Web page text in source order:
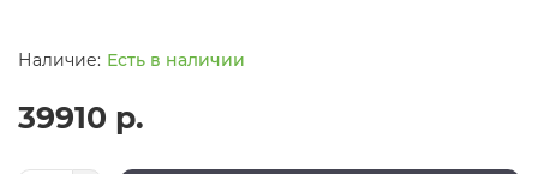
Есть в наличии
39910 р.